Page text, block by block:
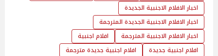
اخبار الافلام الاجنبية الجديدة
اخبار الافلام الاجنبية الجديدة المترجمة
اخبار الافلام الاجنبية المترجمة
افلام اجنبية
افلام اجنبية جديدة
افلام اجنبية جديدة مترجمة